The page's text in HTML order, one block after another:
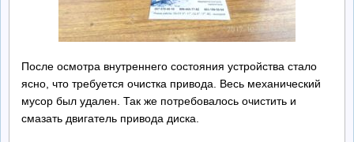
После осмотра внутреннего состояния устройства стало
ясно, что требуется очистка привода. Весь механический
мусор был удален. Так же потребовалось очистить и
смазать двигатель привода диска.